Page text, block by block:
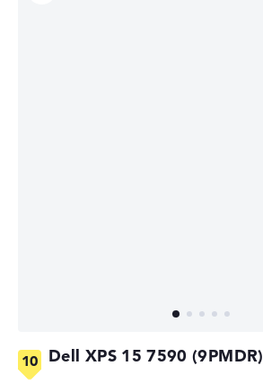
Dell XPS 15 7590 (9PMDR)